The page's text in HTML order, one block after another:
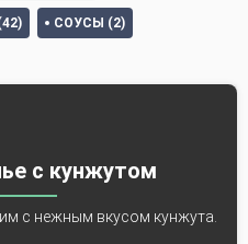
СОУСЫ (2)
с кунжутом
с нежным вкусом кунжута.